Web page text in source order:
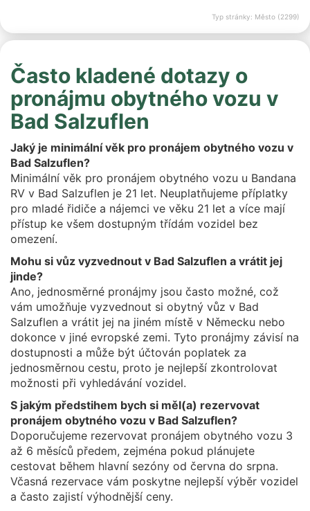
Typ stránky: Město (2299)
Často kladené dotazy o
pronájmu obytného vozu v
Bad Salzuflen
Jaký je minimální věk pro pronájem obytného vozu v
Bad Salzuflen?
Minimální věk pro pronájem obytného vozu u Bandana
RV v Bad Salzuflen je 21 let. Neuplatňujeme příplatky
pro mladé řidiče a nájemci ve věku 21 let a více mají
přístup ke všem dostupným třídám vozidel bez
omezení.
Mohu si vůz vyzvednout v Bad Salzuflen a vrátit jej
jinde?
Ano, jednosměrné pronájmy jsou často možné, což
vám umožňuje vyzvednout si obytný vůz v Bad
Salzuflen a vrátit jej na jiném místě v Německu nebo
dokonce v jiné evropské zemi. Tyto pronájmy závisí na
dostupnosti a může být účtován poplatek za
jednosměrnou cestu, proto je nejlepší zkontrolovat
možnosti při vyhledávání vozidel.
S jakým předstihem bych si měl(a) rezervovat
pronájem obytného vozu v Bad Salzuflen?
Doporučujeme rezervovat pronájem obytného vozu 3
až 6 měsíců předem, zejména pokud plánujete
cestovat během hlavní sezóny od června do srpna.
Včasná rezervace vám poskytne nejlepší výběr vozidel
a často zajistí výhodnější ceny.